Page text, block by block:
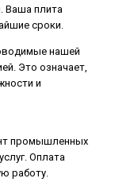
Ваша плита
сроки.
нашей
Это означает,
и
промышленных
Оплата
работу.